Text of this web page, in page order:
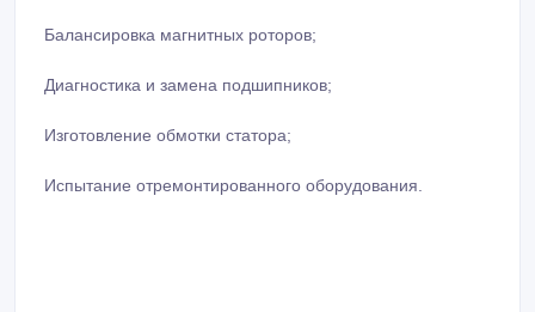
Балансировка магнитных роторов;
Диагностика и замена подшипников;
Изготовление обмотки статора;
Испытание отремонтированного оборудования.